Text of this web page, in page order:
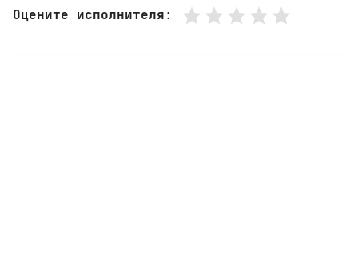
Оцените исполнителя: